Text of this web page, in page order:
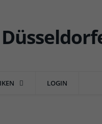
LOGIN
bei der